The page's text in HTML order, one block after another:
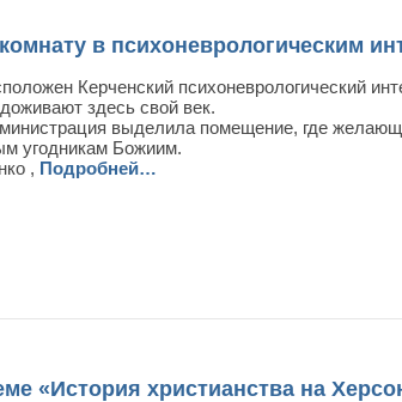
в психоневрологическим
Керченский психоневрологический
здесь свой век.
выделила помещение, где
угодникам Божиим.
, Подробней…
«История христианства на